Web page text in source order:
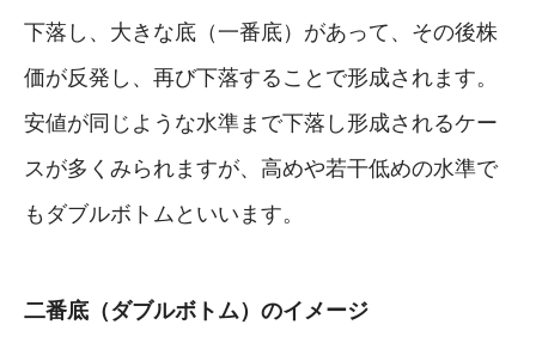
下落し、大きな底（一番底）があって、その後株
価が反発し、再び下落することで形成されます。
安値が同じような水準まで下落し形成されるケー
スが多くみられますが、高めや若干低めの水準で
もダブルボトムといいます。
二番底（ダブルボトム）のイメージ